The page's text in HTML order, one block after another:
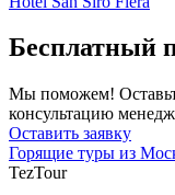
Бесплатный
Мы поможем!
консультацию
Оставить заявку
Горящие туры из
TezTour